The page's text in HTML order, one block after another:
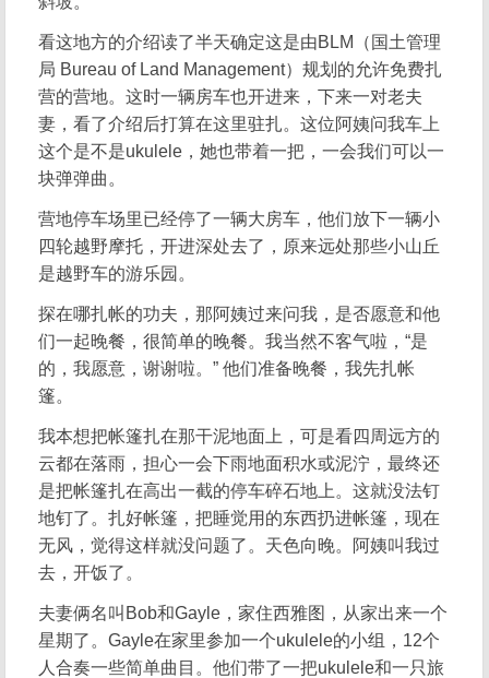
看这地方的介绍读了半天确定这是由BLM（国土管理
局 Bureau of Land Management）规划的允许免费扎
营的营地。这时一辆房车也开进来，下来一对老夫
妻，看了介绍后打算在这里驻扎。这位阿姨问我车上
这个是不是ukulele，她也带着一把，一会我们可以一
块弹弹曲。
营地停车场里已经停了一辆大房车，他们放下一辆小
四轮越野摩托，开进深处去了，原来远处那些小山丘
是越野车的游乐园。
探在哪扎帐的功夫，那阿姨过来问我，是否愿意和他
们一起晚餐，很简单的晚餐。我当然不客气啦，“是
的，我愿意，谢谢啦。” 他们准备晚餐，我先扎帐
篷。
我本想把帐篷扎在那干泥地面上，可是看四周远方的
云都在落雨，担心一会下雨地面积水或泥泞，最终还
是把帐篷扎在高出一截的停车碎石地上。这就没法钉
地钉了。扎好帐篷，把睡觉用的东西扔进帐篷，现在
无风，觉得这样就没问题了。天色向晚。阿姨叫我过
去，开饭了。
夫妻俩名叫Bob和Gayle，家住西雅图，从家出来一个
星期了。Gayle在家里参加一个ukulele的小组，12个
人合奏一些简单曲目。他们带了一把ukulele和一只旅